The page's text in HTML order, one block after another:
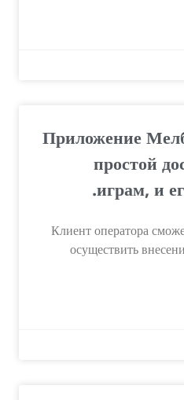
Приложение
простой
играм, и
Клиент оператора
осуществить